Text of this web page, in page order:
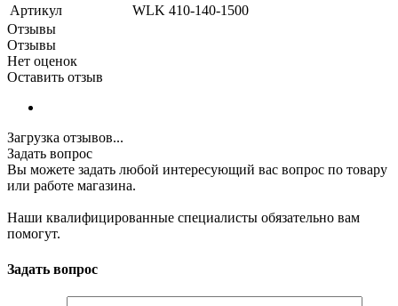
Артикул
WLK 410-140-1500
Отзывы
Отзывы
Нет оценок
Оставить отзыв
Загрузка отзывов...
Задать вопрос
Вы можете задать любой интересующий вас вопрос по товару
или работе магазина.
Наши квалифицированные специалисты обязательно вам
помогут.
Задать вопрос